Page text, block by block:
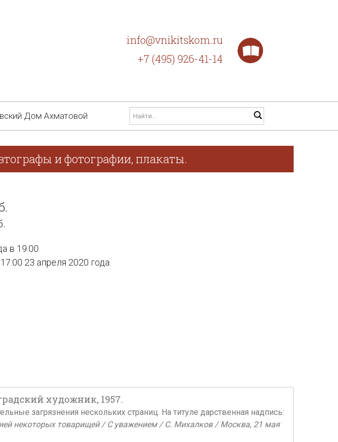
info@vnikitskom.ru
+7 (495) 926-41-14
Дом Ахматовой
и фотографии, плакаты.
в 19:00
23 апреля 2020 года
художник, 1957.
загрязнения нескольких страниц. На титуле дарственная надпись:
некоторых товарищей / С уважением / С. Михалков / Москва, 21 мая